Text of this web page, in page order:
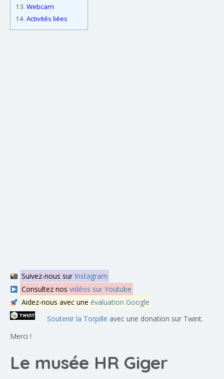
13. Webcam
14. Activités liées
Suivez-nous sur Instagram
Consultez nos vidéos sur Youtube
Aidez-nous avec une évaluation Google
Soutenir la Torpille avec une donation sur Twint.
Merci !
Le musée HR Giger